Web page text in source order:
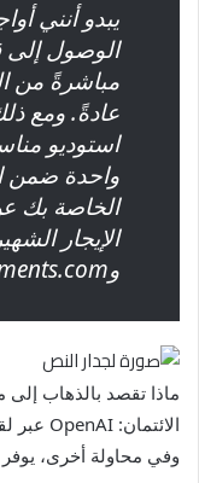
يبدو أنني
الوصول إلى
مباشرةً من
عادةً. ومع
استوديو
واحدة ضمن
الخاصة بك
وApartments.com وRealtor.com.
ماذا تقصد بالذهاب إلى
الائتمان: OpenAI عبر لقطة الشاشة
وفي محاولة أخرى،